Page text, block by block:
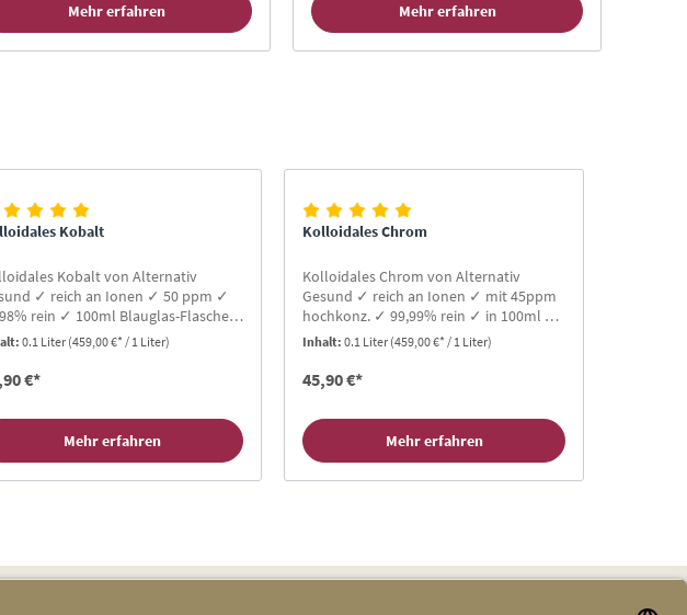
Mehr erfahren Mehr erfahren
Kobalt
Kobalt von Alternativ
✓ reich an Ionen ✓ 50 ppm ✓
rein ✓ 100ml Blauglas-Flasche
✓ Gratis-Buch für
✓ TOP Bewertungen
0.1 Liter (459,00 €* / 1 Liter)
€*
Mehr erfahren
Kolloidales Chrom
Kolloidales Chrom von Alternativ
Gesund ✓ reich an Ionen ✓ mit 45ppm
hochkonz. ✓ 99,99% rein ✓ in 100ml &
200ml Blauglas-Flaschen ✓
Protonenresonanz ✓ Gratis-Buch für
Neukunden ✓ TOP Bewertungen
Inhalt: 0.1 Liter (459,00 €* / 1 Liter)
45,90 €*
Mehr erfahren